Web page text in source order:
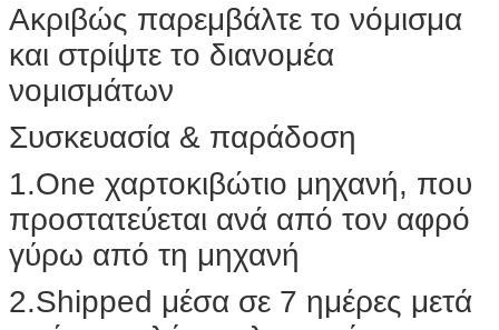
Ακριβώς παρεμβάλτε το νόμισμα
και στρίψτε το διανομέα
νομισμάτων
Συσκευασία & παράδοση
1.One χαρτοκιβώτιο μηχανή, που
προστατεύεται ανά από τον αφρό
γύρω από τη μηχανή
2.Shipped μέσα σε 7 ημέρες μετά